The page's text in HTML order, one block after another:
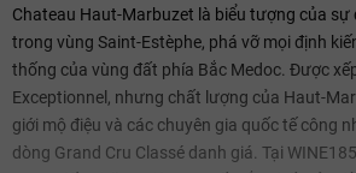
Chateau Haut-Marbuzet là biểu tượng của sự
trong vùng Saint-Estèphe, phá vỡ mọi định
thống của vùng đất phía Bắc Medoc. Được
Exceptionnel, nhưng chất lượng của Haut-
giới mộ điệu và các chuyên gia quốc tế công
dòng Grand Cru Classé danh giá. Tại